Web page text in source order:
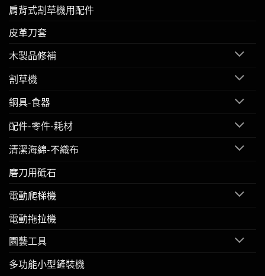
肩背式割草機用配件
皮革刀套
木製品修補
割草機
銅具-食器
配件-零件-耗材
清潔海綿-不織布
磨刀用砥石
電動爬梯機
電動拖拉機
園藝工具
多功能小型鏟裝機